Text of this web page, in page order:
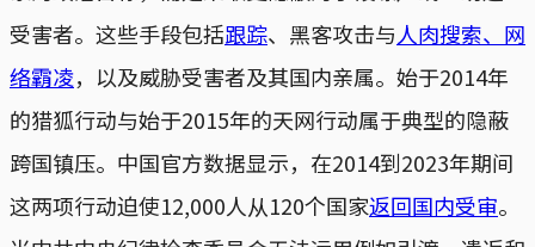
受害者。这些手段包括跟踪、黑客攻击与人肉搜索、网
络霸凌，以及威胁受害者及其国内亲属。始于2014年
的猎狐行动与始于2015年的天网行动属于典型的隐蔽
跨国镇压。中国官方数据显示，在2014到2023年期间
这两项行动迫使12,000人从120个国家返回国内受审。